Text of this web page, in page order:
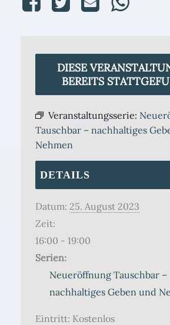
DIESE
BEREITS
Veranstaltungsserie:
Tauschbar – nachhaltiges
Nehmen
DETAILS
Datum: 25. August 2023
Zeit:
16:00 - 19:00
Serien:
Neueröffnung Tauschbar –
nachhaltiges Geben und
Eintritt: Kostenlos